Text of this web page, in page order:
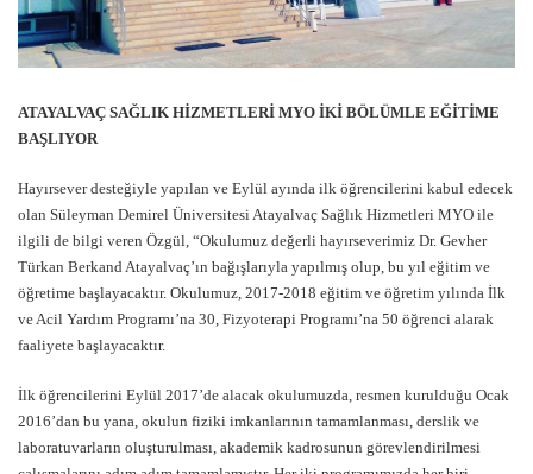
ATAYALVAÇ SAĞLIK HİZMETLERİ MYO İKİ BÖLÜMLE EĞİTİME
BAŞLIYOR
Hayırsever desteğiyle yapılan ve Eylül ayında ilk öğrencilerini kabul edecek
olan Süleyman Demirel Üniversitesi Atayalvaç Sağlık Hizmetleri MYO ile
ilgili de bilgi veren Özgül, “Okulumuz değerli hayırseverimiz Dr. Gevher
Türkan Berkand Atayalvaç’ın bağışlarıyla yapılmış olup, bu yıl eğitim ve
öğretime başlayacaktır. Okulumuz, 2017-2018 eğitim ve öğretim yılında İlk
ve Acil Yardım Programı’na 30, Fizyoterapi Programı’na 50 öğrenci alarak
faaliyete başlayacaktır.
İlk öğrencilerini Eylül 2017’de alacak okulumuzda, resmen kurulduğu Ocak
2016’dan bu yana, okulun fiziki imkanlarının tamamlanması, derslik ve
laboratuvarların oluşturulması, akademik kadrosunun görevlendirilmesi